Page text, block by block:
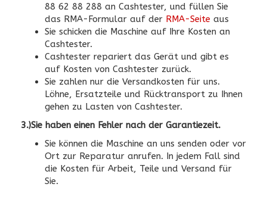
88 62 88 288 an Cashtester, und füllen Sie
das RMA-Formular auf der RMA-Seite aus
Sie schicken die Maschine auf Ihre Kosten an
Cashtester.
Cashtester repariert das Gerät und gibt es
auf Kosten von Cashtester zurück.
Sie zahlen nur die Versandkosten für uns.
Löhne, Ersatzteile und Rücktransport zu Ihnen
gehen zu Lasten von Cashtester.
3.)Sie haben einen Fehler nach der Garantiezeit.
Sie können die Maschine an uns senden oder vor
Ort zur Reparatur anrufen. In jedem Fall sind
die Kosten für Arbeit, Teile und Versand für
Sie.